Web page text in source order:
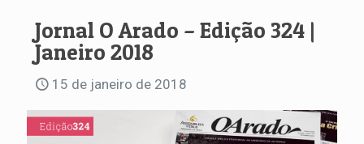
Jornal O Arado – Edição 324 |
Janeiro 2018
15 de janeiro de 2018